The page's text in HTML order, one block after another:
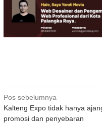
Navigasi
pos
Pos sebelumnya
Kalteng Expo tidak hanya
promosi dan penyebaran